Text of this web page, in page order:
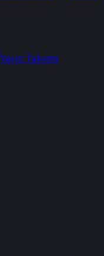
Yayın Takvimi